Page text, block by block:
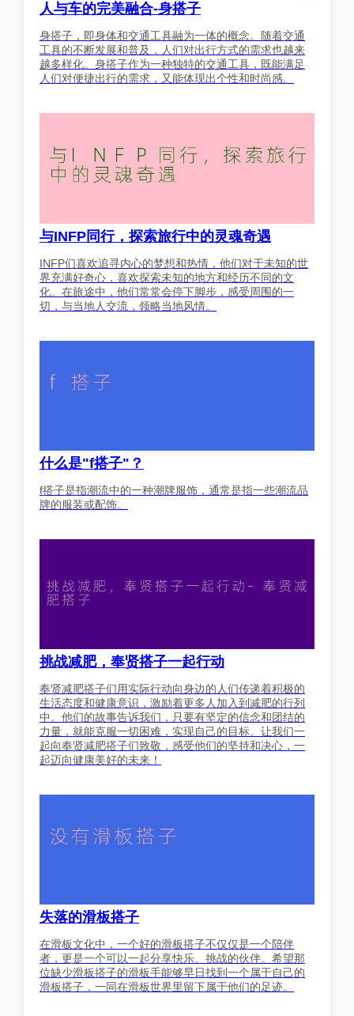
人与车的完美融合-身搭子
身搭子，即身体和交通工具融为一体的概念。随着交通
工具的不断发展和普及，人们对出行方式的需求也越来
越多样化。身搭子作为一种独特的交通工具，既能满足
人们对便捷出行的需求，又能体现出个性和时尚感。
与INFP同行，探索旅行中的灵魂奇遇
INFP们喜欢追寻内心的梦想和热情，他们对于未知的世
界充满好奇心，喜欢探索未知的地方和经历不同的文
化。在旅途中，他们常常会停下脚步，感受周围的一
切，与当地人交流，领略当地风情。
什么是"f搭子"？
f搭子是指潮流中的一种潮牌服饰，通常是指一些潮流品
牌的服装或配饰。
挑战减肥，奉贤搭子一起行动
奉贤减肥搭子们用实际行动向身边的人们传递着积极的
生活态度和健康意识，激励着更多人加入到减肥的行列
中。他们的故事告诉我们，只要有坚定的信念和团结的
力量，就能克服一切困难，实现自己的目标。让我们一
起向奉贤减肥搭子们致敬，感受他们的坚持和决心，一
起迈向健康美好的未来！
失落的滑板搭子
在滑板文化中，一个好的滑板搭子不仅仅是一个陪伴
者，更是一个可以一起分享快乐、挑战的伙伴。希望那
位缺少滑板搭子的滑板手能够早日找到一个属于自己的
滑板搭子，一同在滑板世界里留下属于他们的足迹。